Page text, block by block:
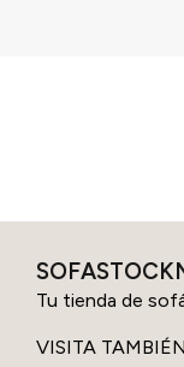
Tu tienda de
VISITA